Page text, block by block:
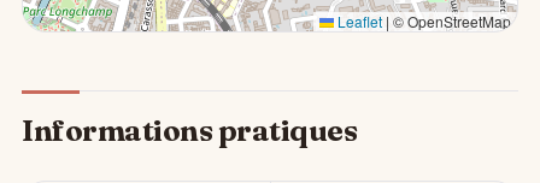
Leaflet | © OpenStreetMap
Informations pratiques